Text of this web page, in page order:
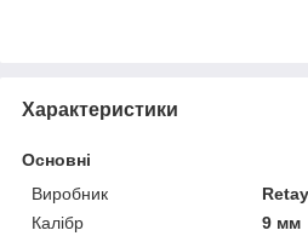
Характеристики
Основні
Виробник
Retay
Калібр
9 мм